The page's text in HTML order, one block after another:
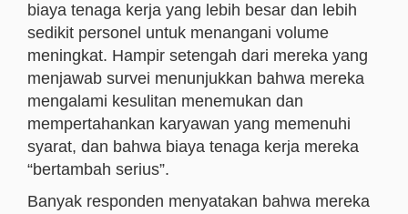
biaya tenaga kerja yang lebih besar dan lebih
sedikit personel untuk menangani volume
meningkat. Hampir setengah dari mereka yang
menjawab survei menunjukkan bahwa mereka
mengalami kesulitan menemukan dan
mempertahankan karyawan yang memenuhi
syarat, dan bahwa biaya tenaga kerja mereka
“bertambah serius”.
Banyak responden menyatakan bahwa mereka